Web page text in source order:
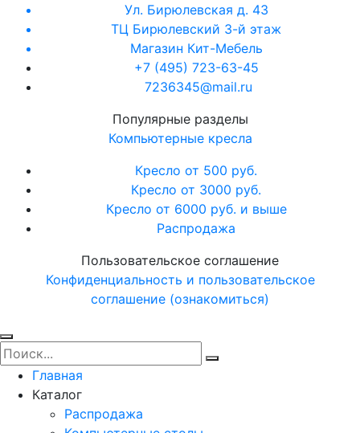
Ул. Бирюлевская д. 43
ТЦ Бирюлевский 3-й этаж
Магазин Кит-Мебель
+7 (495) 723-63-45
7236345@mail.ru
Популярные разделы
Компьютерные кресла
Кресло от 500 руб.
Кресло от 3000 руб.
Кресло от 6000 руб. и выше
Распродажа
Пользовательское соглашение
Конфиденциальность и пользовательское
соглашение (ознакомиться)
Главная
Каталог
Распродажа